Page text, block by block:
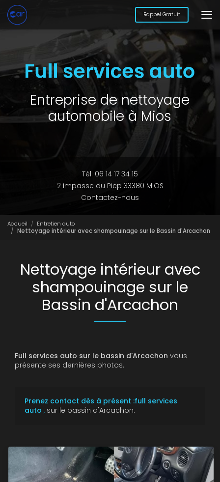
Aller
au
contenu
principal
Rappel Gratuit
Entreprise de nettoyage
automobile à Mios
Tél. 06 14 17 34 15
2 impasse du Piep 33380 MIOS
Contactez-nous
Accueil
Entretien auto
Nettoyage intérieur avec shampouinage sur le Bassin d'Arcachon
Nettoyage intérieur avec
shampouinage sur le
Bassin d'Arcachon
Full services auto sur le bassin d'Arcachon vous
présente ses dernières photos.
Prenez contact dès à présent :full services
auto , sur le bassin d'Arcachon.